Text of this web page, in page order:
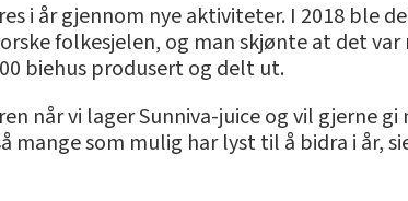
i år gjennom nye aktiviteter. I 2018 ble
folkesjelen, og man skjønte at det
biehus produsert og delt ut.
når vi lager Sunniva-juice og vil gjerne
mange som mulig har lyst til å bidra i år,